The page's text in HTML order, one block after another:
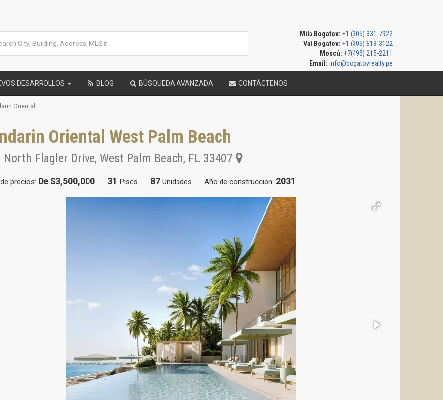
Mila Bogatov: +1 (305) 331-7922
Val Bogatov: +1 (305) 613-3122
Moscú: +7(495) 215-2211
Email: info@bogatovrealty.pe
DESARROLLOS BLOG BÚSQUEDA AVANZADA CONTÁCTENOS
Oriental
Oriental West Palm Beach
North Flagler Drive, West Palm Beach, FL 33407
precios: De $3,500,000 31 Pisos 87 Unidades Año de construcción: 2031